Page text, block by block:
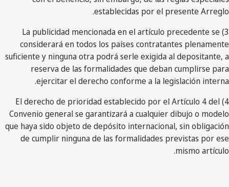
establecidas por el presente Arreglo.
3) La publicidad mencionada en el artículo precedente se
considerará en todos los países contratantes plenamente
suficiente y ninguna otra podrá serle exigida al depositante, a
reserva de las formalidades que deban cumplirse para
ejercitar el derecho conforme a la legislación interna.
4) El derecho de prioridad establecido por el Artículo 4 del
Convenio general se garantizará a cualquier dibujo o modelo
que haya sido objeto de depósito internacional, sin obligación
de cumplir ninguna de las formalidades previstas por ese
mismo artículo.